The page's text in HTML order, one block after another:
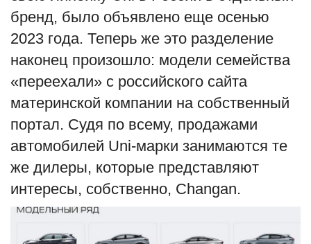
бренд, было объявлено еще осенью
2023 года. Теперь же это разделение
наконец произошло: модели семейства
«переехали» с российского сайта
материнской компании на собственный
портал. Судя по всему, продажами
автомобилей Uni-марки занимаются те
же дилеры, которые представляют
интересы, собственно, Changan.